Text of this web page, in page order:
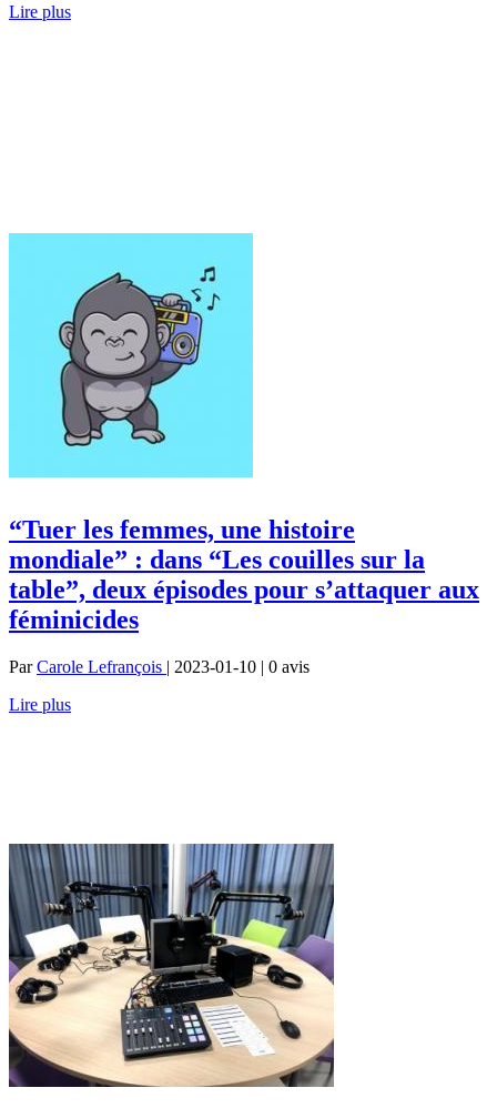
Lire plus
“Tuer les femmes, une histoire
mondiale” : dans “Les couilles sur la
table”, deux épisodes pour s’attaquer aux
féminicides
ParCarole Lefrançois | 2023-01-10 | 0 avis
Lire plus